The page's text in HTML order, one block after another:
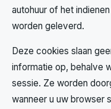
autohuur of het
worden geleverd.
Deze cookies slaan
informatie op, behalve
sessie. Ze worden
wanneer u uw browser